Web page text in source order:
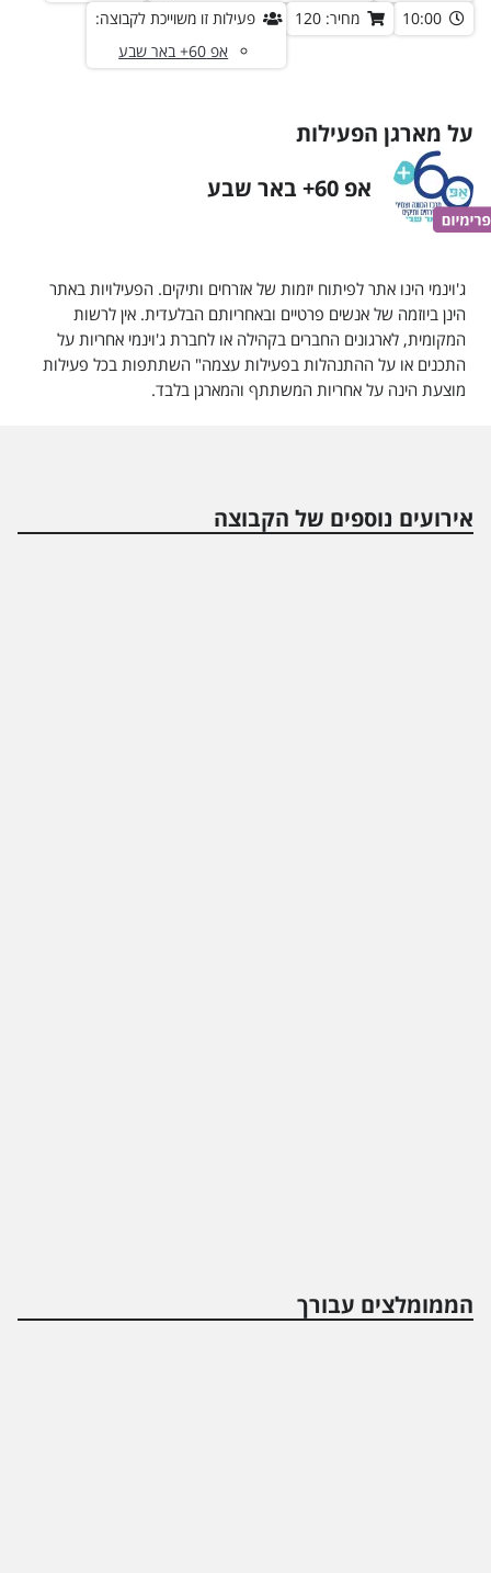
10:00
מחיר: 120
פעילות זו משוייכת לקבוצה:
אפ 60+ באר שבע
על מארגן הפעילות
אפ 60+ באר שבע
אפ 60+ באר שבע
ג'וינמי הינו אתר לפיתוח יזמות של אזרחים ותיקים. הפעילויות באתר
הינן ביוזמה של אנשים פרטיים ובאחריותם הבלעדית. אין לרשות
המקומית, לארגונים החברים בקהילה או לחברת ג'וינמי אחריות על
התכנים או על ההתנהלות בפעילות עצמה" השתתפות בכל פעילות
מוצעת הינה על אחריות המשתתף והמארגן בלבד.
אירועים נוספים של הקבוצה
הממומלצים עבורך